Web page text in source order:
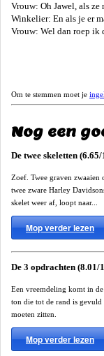
Vrouw: Oh Jawel, als
Winkelier: En als je er
Vrouw: Wel dan roep ik
Om te stemmen moet je
Nog een
De twee skeletten (6.65/
Zoef. Twee graven zwaaien
twee zware Harley
skelet weer af, loopt naar...
Mop verder lezen
De 3 opdrachten (8.01/
Een vreemdeling komt in
ton die tot de rand is gevuld
moeten zitten.
Mop verder lezen